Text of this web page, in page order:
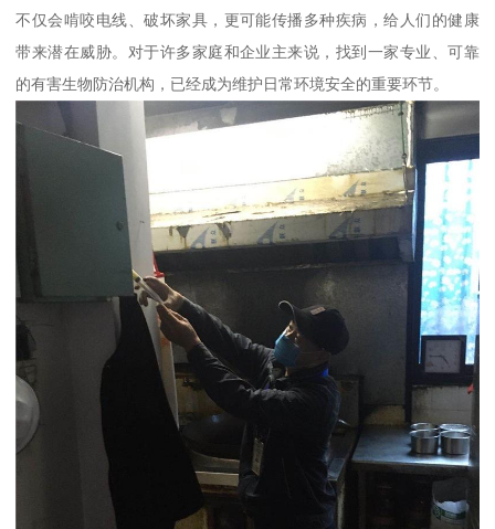
不仅会啃咬电线、破坏家具，更可能传播多种疾病，给人们的健康
带来潜在威胁。对于许多家庭和企业主来说，找到一家专业、可靠
的有害生物防治机构，已经成为维护日常环境安全的重要环节。